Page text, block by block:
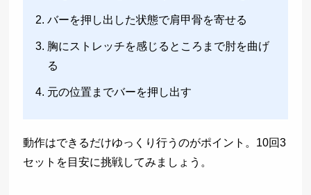
バーを押し出した状態で肩甲骨を寄せる
胸にストレッチを感じるところまで肘を曲げ
る
元の位置までバーを押し出す
動作はできるだけゆっくり行うのがポイント。10回3
セットを目安に挑戦してみましょう。